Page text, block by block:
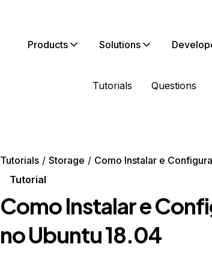
Products Solutions
Tutorials Questions
Tutorials Storage
Como Instalar e
Tutorial
Como Instalar e
no Ubuntu 18.04